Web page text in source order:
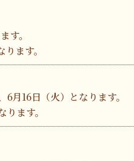
す。
ます。
月16日（火）となります。
ます。